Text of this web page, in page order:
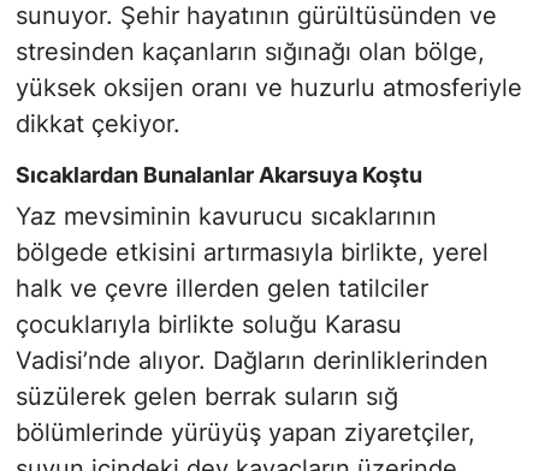
sunuyor. Şehir hayatının gürültüsünden ve
stresinden kaçanların sığınağı olan bölge,
yüksek oksijen oranı ve huzurlu atmosferiyle
dikkat çekiyor.
Sıcaklardan Bunalanlar Akarsuya Koştu
Yaz mevsiminin kavurucu sıcaklarının
bölgede etkisini artırmasıyla birlikte, yerel
halk ve çevre illerden gelen tatilciler
çocuklarıyla birlikte soluğu Karasu
Vadisi’nde alıyor. Dağların derinliklerinden
süzülerek gelen berrak suların sığ
bölümlerinde yürüyüş yapan ziyaretçiler,